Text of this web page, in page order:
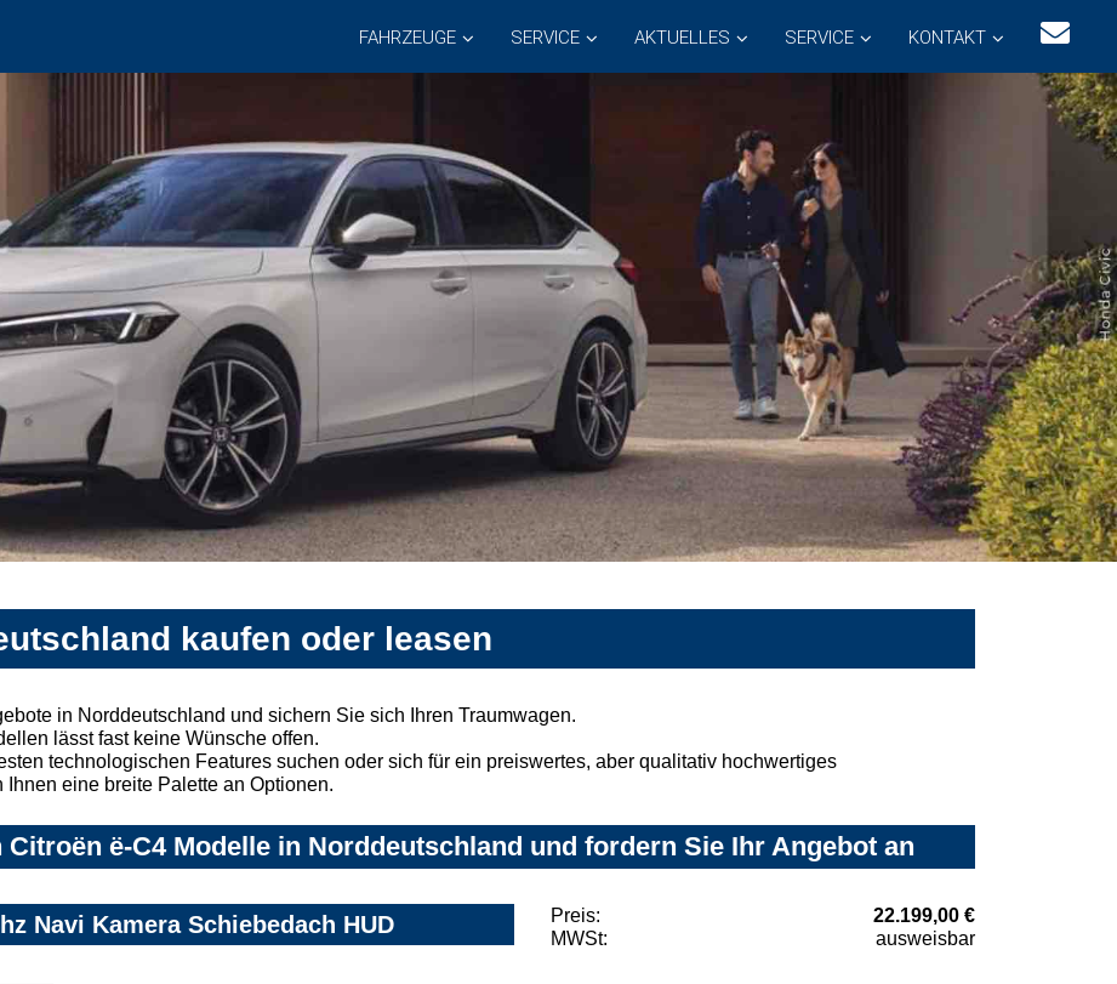
FAHRZEUGE SERVICE AKTUELLES SERVICE KONTAKT
kaufen oder leasen
in Norddeutschland und sichern Sie sich Ihren Traumwagen.
lässt fast keine Wünsche offen.
technologischen Features suchen oder sich für ein preiswertes, aber qualitativ hochwertiges
eine breite Palette an Optionen.
ë-C4 Modelle in Norddeutschland und fordern Sie Ihr Angebot an
Navi Kamera Schiebedach HUD Preis:
22.199,00 €
MWSt:
ausweisbar